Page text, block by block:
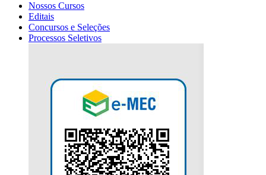
Nossos Cursos
Editais
Concursos e Seleções
Processos Seletivos